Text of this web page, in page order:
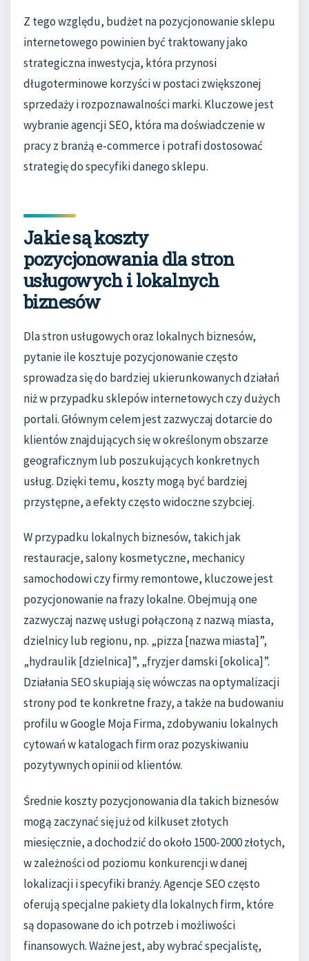
Z tego względu, budżet na pozycjonowanie sklepu
internetowego powinien być traktowany jako
strategiczna inwestycja, która przynosi
długoterminowe korzyści w postaci zwiększonej
sprzedaży i rozpoznawalności marki. Kluczowe jest
wybranie agencji SEO, która ma doświadczenie w
pracy z branżą e-commerce i potrafi dostosować
strategię do specyfiki danego sklepu.
Jakie są koszty
pozycjonowania dla stron
usługowych i lokalnych
biznesów
Dla stron usługowych oraz lokalnych biznesów,
pytanie ile kosztuje pozycjonowanie często
sprowadza się do bardziej ukierunkowanych działań
niż w przypadku sklepów internetowych czy dużych
portali. Głównym celem jest zazwyczaj dotarcie do
klientów znajdujących się w określonym obszarze
geograficznym lub poszukujących konkretnych
usług. Dzięki temu, koszty mogą być bardziej
przystępne, a efekty często widoczne szybciej.
W przypadku lokalnych biznesów, takich jak
restauracje, salony kosmetyczne, mechanicy
samochodowi czy firmy remontowe, kluczowe jest
pozycjonowanie na frazy lokalne. Obejmują one
zazwyczaj nazwę usługi połączoną z nazwą miasta,
dzielnicy lub regionu, np. „pizza [nazwa miasta]”,
„hydraulik [dzielnica]”, „fryzjer damski [okolica]”.
Działania SEO skupiają się wówczas na optymalizacji
strony pod te konkretne frazy, a także na budowaniu
profilu w Google Moja Firma, zdobywaniu lokalnych
cytowań w katalogach firm oraz pozyskiwaniu
pozytywnych opinii od klientów.
Średnie koszty pozycjonowania dla takich biznesów
mogą zaczynać się już od kilkuset złotych
miesięcznie, a dochodzić do około 1500-2000 złotych,
w zależności od poziomu konkurencji w danej
lokalizacji i specyfiki branży. Agencje SEO często
oferują specjalne pakiety dla lokalnych firm, które
są dopasowane do ich potrzeb i możliwości
finansowych. Ważne jest, aby wybrać specjalistę,